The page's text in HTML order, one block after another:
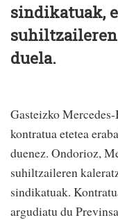
sindikatuak,
duela.
Gasteizko
kontratua etetea
duenez. Ondorioz,
suhiltzaileren
sindikatuak.
argudiatu du